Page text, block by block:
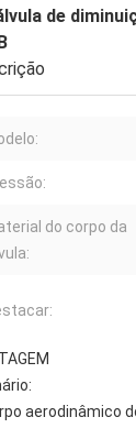
de
do corpo da
aerodinâmico